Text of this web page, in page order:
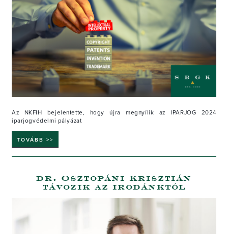
Az NKFIH bejelentette, hogy újra megnyílik az IPARJOG 2024
iparjogvédelmi pályázat
TOVÁBB >>
dr. Osztopáni Krisztián
távozik az irodánktól